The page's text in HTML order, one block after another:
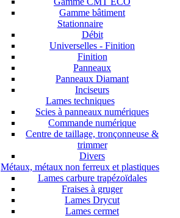
Gamme bâtiment
Stationnaire
Débit
Universelles - Finition
Finition
Panneaux
Panneaux Diamant
Inciseurs
Lames techniques
Scies à panneaux numériques
Commande numérique
Centre de taillage, tronçonneuse &
trimmer
Divers
Métaux, métaux non ferreux et plastiques
Lames carbure trapézoïdales
Fraises à gruger
Lames Drycut
Lames cermet